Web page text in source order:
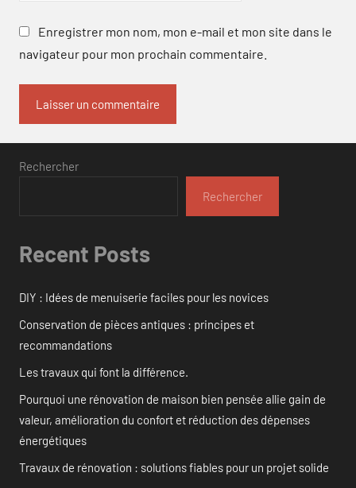
Enregistrer mon nom, mon e-mail et mon site dans le
navigateur pour mon prochain commentaire.
Rechercher
Rechercher
Recent Posts
DIY : Idées de menuiserie faciles pour les novices
Conservation de pièces antiques : principes et
recommandations
Les travaux qui font la différence.
Pourquoi une rénovation de maison bien pensée allie gain de
valeur, amélioration du confort et réduction des dépenses
énergétiques
Travaux de rénovation : solutions fiables pour un projet solide